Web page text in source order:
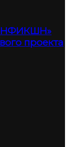
проекта